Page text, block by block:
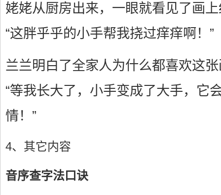
姥姥从厨房出来，一眼就看见了画
“这胖乎乎的小手帮我挠过痒痒啊！”
兰兰明白了全家人为什么都喜欢这
“等我长大了，小手变成了大手，它
情！”
4、其它内容
音序查字法口诀